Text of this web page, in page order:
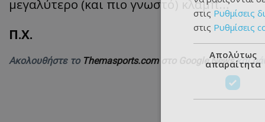
μεγαλύτερο (και πιο γνωστό) κλαμπ…
Π.Χ.
Ακολουθήστε το Themasports.com στο Google Newsκαι
στιςΡυθμίσεις
στις Ρυθμίσεις
Απολύτως
απαραίτητα